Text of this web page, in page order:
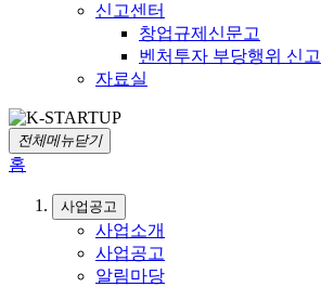
신고센터
창업규제신문고
벤처투자 부당행위 신고
자료실
전체메뉴닫기
홈
사업공고
사업소개
사업공고
알림마당